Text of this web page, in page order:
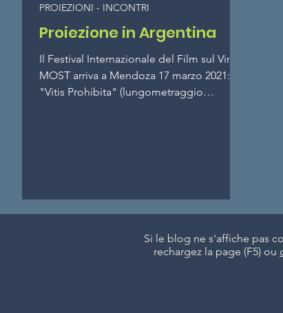
Proiezione in Argentina
Il Festival Internazionale del Film sul Vino,
MOST arriva a Mendoza 17 marzo 2021:
"Vitis Prohibita" (lungometraggio
PROIEZIONI - INCONTRI
Si le blog ne s'affiche pas
rechargez la page (F5) ou